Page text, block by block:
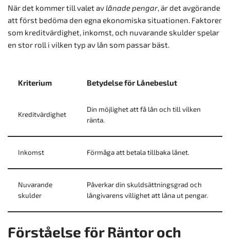
När det kommer till valet avlånade pengar, är det avgörande
att först bedöma den egna ekonomiska situationen. Faktorer
som kreditvärdighet, inkomst, och nuvarande skulder spelar
en stor roll i vilken typ av lån som passar bäst.
Kriterium Betydelse för Lånebeslut
Kreditvärdighet
Din möjlighet att få lån och till vilken
ränta.
Inkomst Förmåga att betala tillbaka lånet.
Nuvarande
skulder
Påverkar din skuldsättningsgrad och
långivarens villighet att låna ut pengar.
Förståelse för Räntor och